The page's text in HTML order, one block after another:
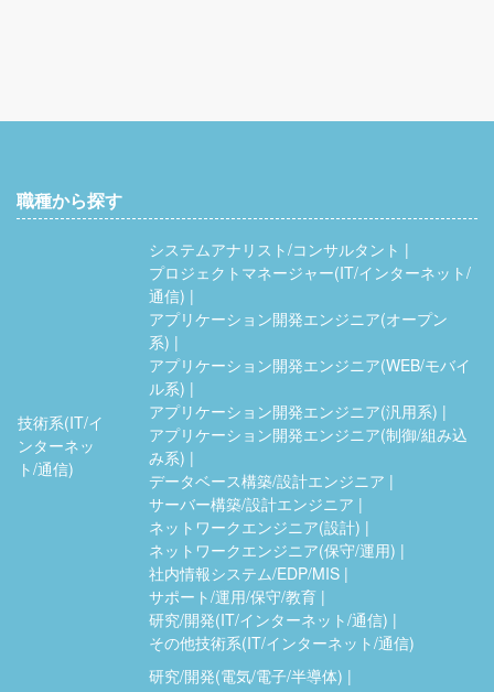
職種から探す
技術系(IT/イ
ンターネッ
ト/通信)
システムアナリスト/コンサルタント
プロジェクトマネージャー(IT/インターネット/
通信)
アプリケーション開発エンジニア(オープン
系)
アプリケーション開発エンジニア(WEB/モバイ
ル系)
アプリケーション開発エンジニア(汎用系)
アプリケーション開発エンジニア(制御/組み込
み系)
データベース構築/設計エンジニア
サーバー構築/設計エンジニア
ネットワークエンジニア(設計)
ネットワークエンジニア(保守/運用)
社内情報システム/EDP/MIS
サポート/運用/保守/教育
研究/開発(IT/インターネット/通信)
その他技術系(IT/インターネット/通信)
研究/開発(電気/電子/半導体)